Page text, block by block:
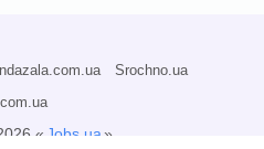
Srochno.ua
« Jobs.ua»